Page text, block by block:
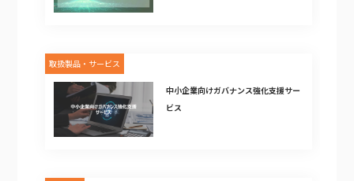
取扱製品・サービス
中小企業向けガバナンス強化支援サー
ビス